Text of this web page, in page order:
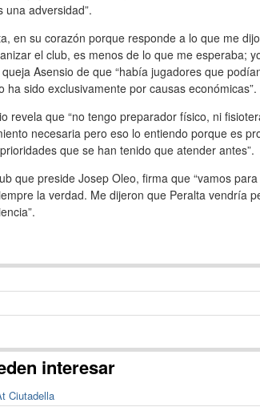
adversidad”.
en su corazón porque responde a lo que me
el club, es menos de lo que me esperaba;
Asensio de que “había jugadores que
sido exclusivamente por causas económicas”.
revela que “no tengo preparador físico, ni
necesaria pero eso lo entiendo porque es
que se han tenido que atender antes”.
que preside Josep Oleo, firma que “vamos
la verdad. Me dijeron que Peralta vendría
interesar
Ciutadella